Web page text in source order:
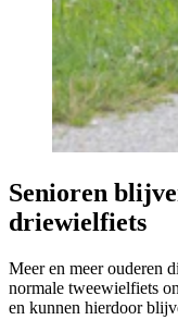
Senioren
driewielfiets
Meer en meer ouderen
normale tweewielfiets
en kunnen hierdoor